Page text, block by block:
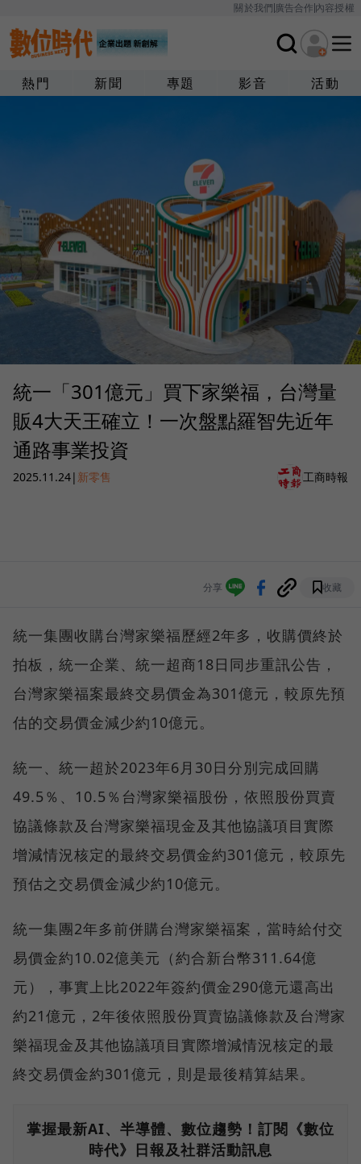
關於我們廣告合作內容授權
熱門 新聞 專題 影音 活動
統一「301億元」買下家樂福，台灣量
販4大天王確立！一次盤點羅智先近年
通路事業投資
2025.11.24| 新零售 工商時報
分享 收藏
統一集團收購台灣家樂福歷經2年多，收購價終於
拍板，統一企業、統一超商18日同步重訊公告，
台灣家樂福案最終交易價金為301億元，較原先預
估的交易價金減少約10億元。
統一、統一超於2023年6月30日分別完成回購
49.5％、10.5％台灣家樂福股份，依照股份買賣
協議條款及台灣家樂福現金及其他協議項目實際
增減情況核定的最終交易價金約301億元，較原先
預估之交易價金減少約10億元。
統一集團2年多前併購台灣家樂福案，當時給付交
易價金約10.02億美元（約合新台幣311.64億
元），事實上比2022年簽約價金290億元還高出
約21億元，2年後依照股份買賣協議條款及台灣家
樂福現金及其他協議項目實際增減情況核定的最
終交易價金約301億元，則是最後精算結果。
掌握最新AI、半導體、數位趨勢！訂閱《數位
時代》日報及社群活動訊息